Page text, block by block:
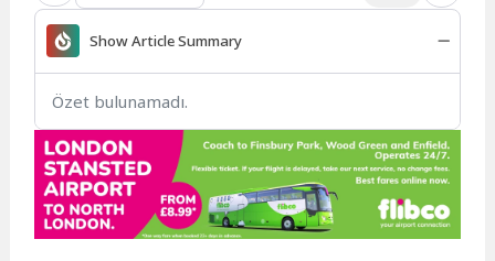
Show Article Summary
Özet bulunamadı.